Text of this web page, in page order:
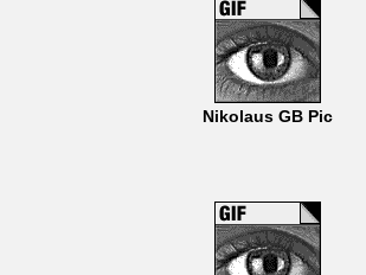
Nikolaus GB Pic